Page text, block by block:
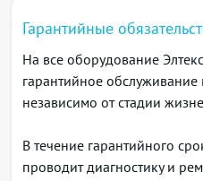
контроллера Wi-Fi сети
диапазонах - 2.4 ГГц и 5ГГц.
DTMF
Передача методами
Дополнительные виды
Удержание вызова
Уведомление о
Waiting)
Гарантийные
На все оборудование
гарантийное
независимо от стадии
В течение гарантийного
проводит диагностику и